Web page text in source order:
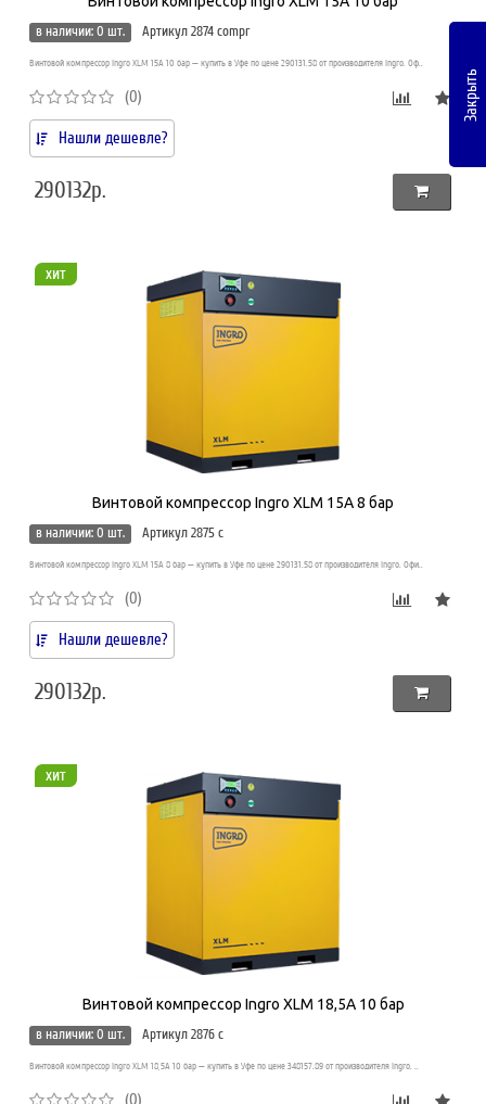
в наличии: 0 шт.
Артикул 2874 compr
Винтовой компрессор Ingro XLM 15A 10 бар — купить в Уфе по цене 290131.58 от производителя Ingro. Оф..
(0)
Нашли дешевле?
290132р.
хит
Винтовой компрессор Ingro XLM 15A 8 бар
в наличии: 0 шт.
Артикул 2875 c
Винтовой компрессор Ingro XLM 15A 8 бар — купить в Уфе по цене 290131.58 от производителя Ingro. Офи..
(0)
Нашли дешевле?
290132р.
хит
Винтовой компрессор Ingro XLM 18,5A 10 бар
в наличии: 0 шт.
Артикул 2876 c
Винтовой компрессор Ingro XLM 18,5A 10 бар — купить в Уфе по цене 348157.89 от производителя Ingro. ..
(0)
Закрыть